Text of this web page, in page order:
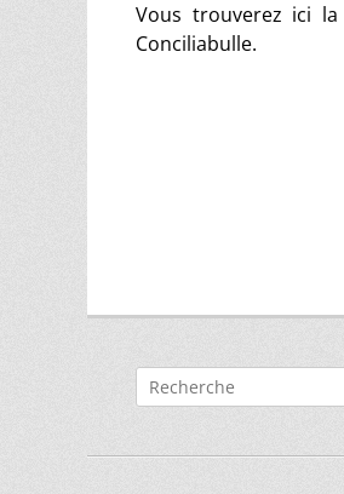
Vous trouverez ici
Conciliabulle.
Rechercher :